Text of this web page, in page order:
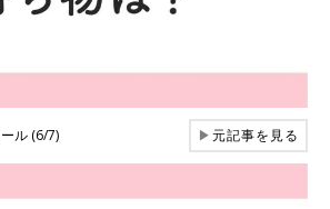
ル (6/7) ▶元記事を見る